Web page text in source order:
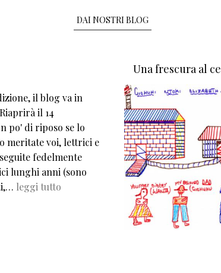
DAI NOSTRI BLOG
il blog va in
il 14
po' di riposo se lo
meritate voi, lettrici e
fedelmente
lunghi anni (sono
leggi tutto
Una frescura al